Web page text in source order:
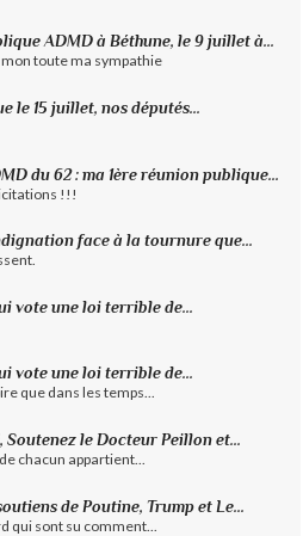
ADMD à Béthune, le 9 juillet à...
toute ma sympathie
le 15 juillet, nos députés...
du 62 : ma 1ère réunion publique...
!!!
face à la tournure que...
vote une loi terrible de...
vote une loi terrible de...
que dans les temps...
Soutenez le Docteur Peillon et...
chacun appartient...
de Poutine, Trump et Le...
qui sont su comment...